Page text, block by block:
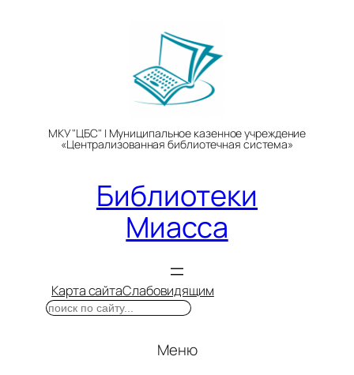
МКУ "ЦБС" | Муниципальное казенное учреждение
«Централизованная библиотечная система»
Библиотеки
Миасса
Карта сайтаСлабовидящим
Поиск
Меню